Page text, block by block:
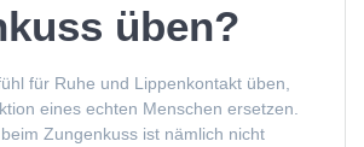
üben?
für Ruhe und Lippenkontakt üben,
eines echten Menschen ersetzen.
Zungenkuss ist nämlich nicht